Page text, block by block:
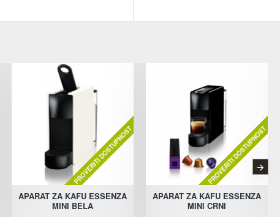
APARAT ZA KAFU EP0824/00 APARAT ZA KAFU EP2220/10
PROVERITI DOSTUPNOST
APARAT ZA KAFU ESSENZA
MINI BELA
PROVERITI DOSTUPNOST
APARAT ZA KAFU ESSENZA
MINI CRNI